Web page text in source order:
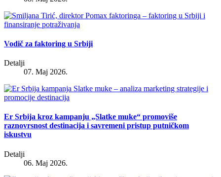
Vodič za faktoring u Srbiji
Detalji
07. Maj 2026.
Er Srbija kroz kampanju „Slatke muke“ promoviše
raznovrsnost destinacija i savremeni pristup putničkom
iskustvu
Detalji
06. Maj 2026.